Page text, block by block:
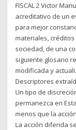
FISCAL 2 Victor
acreditativo de un
para mejor
materiales,
sociedad, de una
siguiente glosario
modificada y
Descriptores
Un tipo de
permanezca en
menos que la
La acción diferida